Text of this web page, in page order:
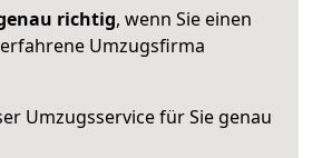
richtig, wenn Sie einen
Umzugsfirma
Umzugsservice für Sie genau